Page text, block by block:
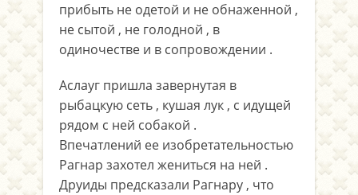
прибыть не одетой и не обнаженной ,
не сытой , не голодной , в
одиночестве и в сопровождении .
Аслауг пришла завернутая в
рыбацкую сеть , кушая лук , с идущей
рядом с ней собакой .
Впечатлений ее изобретательностью
Рагнар захотел жениться на ней .
Друиды предсказали Рагнару , что